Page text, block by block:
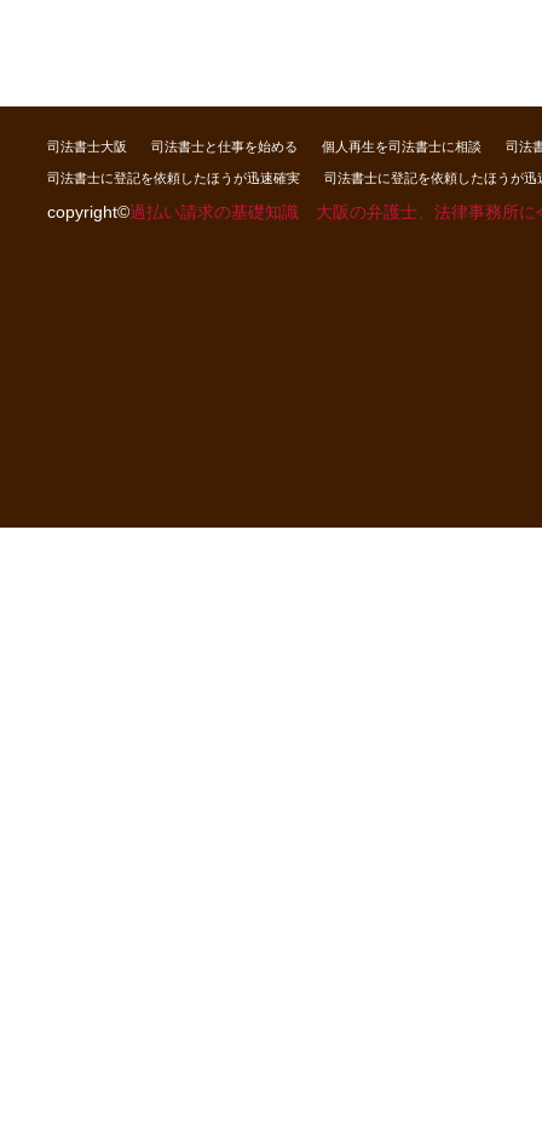
司法書士大阪 司法書士と仕事を始める 個人再生を司法書士に相談 司法
司法書士に登記を依頼したほうが迅速確実 司法書士に登記を依頼したほうが迅
copyright©過払い請求の基礎知識 大阪の弁護士、法律事務所